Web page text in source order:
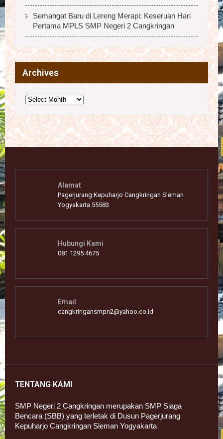
Semangat Baru di Lereng Merapi: Keseruan Hari
Pertama MPLS SMP Negeri 2 Cangkringan
Archives
Archives
Alamat
Pagerjurang Kepuharjo Cangkringan Sleman
Yogyakarta 55583
Hubungi Kami
081 1295 4675
Email
cangkringansmpn2@yahoo.co.id
TENTANG KAMI
SMP Negeri 2 Cangkringan merupakan SMP Siaga
Bencara (SBB) yang terletak di Dusun Pagerjurang
Kepuharjo Cangkringan Sleman Yogyakarta